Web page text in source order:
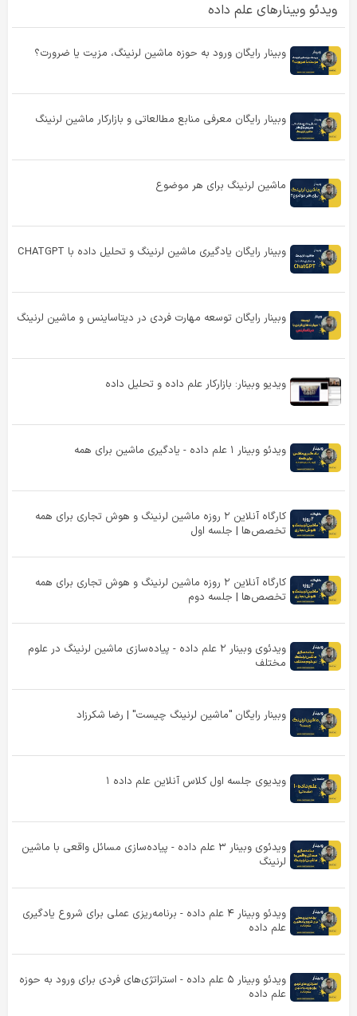
ویدئو وبینارهای علم داده
وبینار رایگان ورود به حوزه ماشین لرنینگ، مزیت یا ضرورت؟
وبینار رایگان معرفی منابع مطالعاتی و بازارکار ماشین لرنینگ
ماشین لرنینگ برای هر موضوع
وبینار رایگان یادگیری ماشین لرنینگ و تحلیل داده با CHATGPT
وبینار رایگان توسعه مهارت فردی در دیتاساینس و ماشین لرنینگ
ویدیو وبینار: بازارکار علم داده و تحلیل داده
ویدئو وبینار ۱ علم داده - یادگیری ماشین برای همه
کارگاه آنلاین ۲ روزه ماشین لرنینگ و هوش تجاری برای همه
تخصص‌ها | جلسه اول
کارگاه آنلاین ۲ روزه ماشین لرنینگ و هوش تجاری برای همه
تخصص‌ها | جلسه دوم
ویدئوی وبینار ۲ علم داده - پیاده‌سازی ماشین لرنینگ در علوم
مختلف
وبینار رایگان "ماشین لرنینگ چیست" | رضا شکرزاد
ویدیوی جلسه اول کلاس آنلاین علم داده ۱
ویدئوی وبینار ۳ علم داده - پیاده‌سازی مسائل واقعی با ماشین
لرنینگ
ویدئو وبینار ۴ علم داده - برنامه‌ریزی عملی برای شروع یادگیری
علم داده
ویدئو وبینار ۵ علم داده - استراتژی‌های فردی برای ورود به حوزه
علم داده